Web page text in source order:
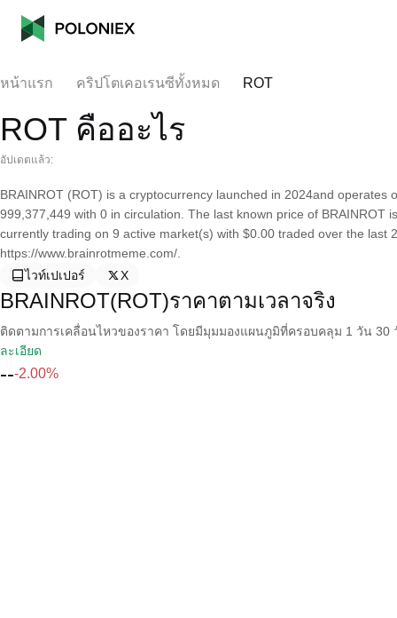
หน้าแรก คริปโตเคอเรนซีทั้งหมด ROT
ROT คืออะไร
อัปเดตแล้ว:
BRAINROT (ROT) is a cryptocurrency launched in 2024and
999,377,449 with 0 in circulation. The last known price of
currently trading on 9 active market(s) with $0.00 traded over the last
https://www.brainrotmeme.com/.
ไวท์เปเปอร์
X
BRAINROT(ROT)ราคาตามเวลาจริง
ติดตามการเคลื่อนไหวของราคา โดยมีมุมมองแผนภูมิที่ครอบคลุม 1 วัน 30
ละเอียด
---2.00%